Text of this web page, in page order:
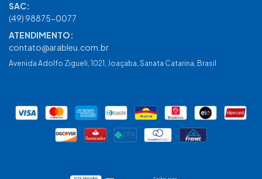
(49) 98875-0077
contato@arableu.com.br
Avenida Adolfo Zigueli, 1021, Joaçaba, Sanata Catarina, Brasil